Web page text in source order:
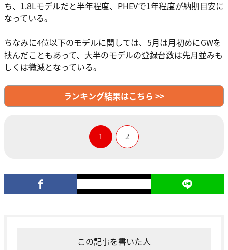
ち、1.8Lモデルだと半年程度、PHEVで1年程度が納期目安に
なっている。
ちなみに4位以下のモデルに関しては、5月は月初めにGWを
挟んだこともあって、大半のモデルの登録台数は先月並みも
しくは微減となっている。
ランキング結果はこちら >>
1 2
この記事を書いた人